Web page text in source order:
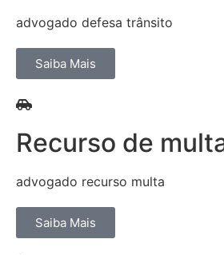
advogado defesa trânsito
Saiba Mais
Recurso de
advogado recurso multa
Saiba Mais